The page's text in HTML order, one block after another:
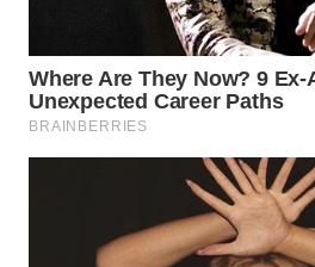
WN
TAPANULI
SELATAN
LESUNG